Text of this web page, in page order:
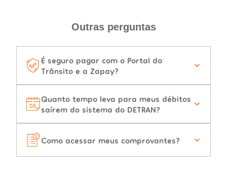
Outras perguntas
É seguro pagar com o Portal do
Trânsito e a Zapay?
Quanto tempo leva para meus débitos
saírem do sistema do DETRAN?
Como acessar meus comprovantes?